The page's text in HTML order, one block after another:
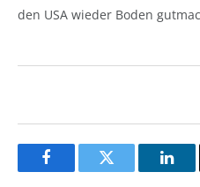
den USA wieder Boden
FacebookTwitter